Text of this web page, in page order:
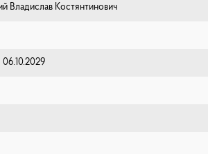
Владислав Костянтинович
06.10.2029